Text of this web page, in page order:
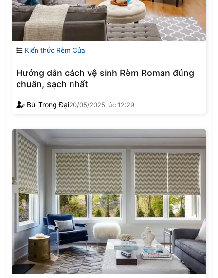
Kiến thức Rèm Cửa
Hướng dẫn cách vệ sinh Rèm Roman đúng
chuẩn, sạch nhất
Bùi Trọng Đại20/05/2025 lúc 12:29